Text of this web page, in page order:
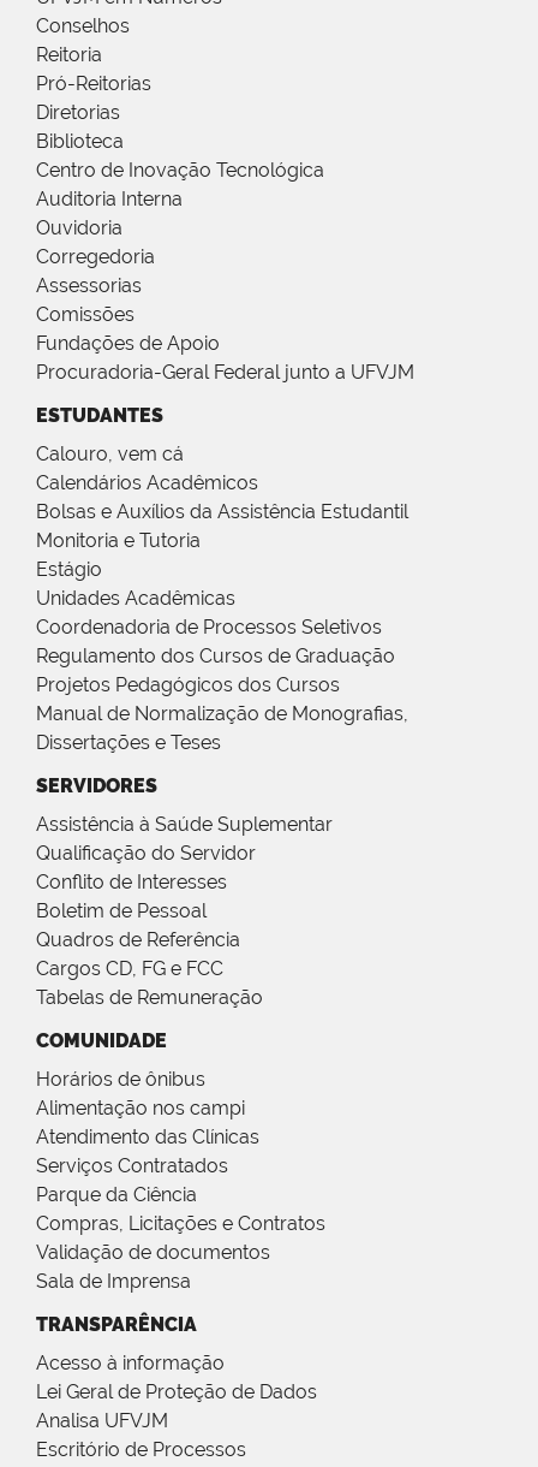
Conselhos
Reitoria
Pró-Reitorias
Diretorias
Biblioteca
Centro de Inovação Tecnológica
Auditoria Interna
Ouvidoria
Corregedoria
Assessorias
Comissões
Fundações de Apoio
Procuradoria-Geral Federal junto a UFVJM
ESTUDANTES
Calouro, vem cá
Calendários Acadêmicos
Bolsas e Auxílios da Assistência Estudantil
Monitoria e Tutoria
Estágio
Unidades Acadêmicas
Coordenadoria de Processos Seletivos
Regulamento dos Cursos de Graduação
Projetos Pedagógicos dos Cursos
Manual de Normalização de Monografias,
Dissertações e Teses
SERVIDORES
Assistência à Saúde Suplementar
Qualificação do Servidor
Conflito de Interesses
Boletim de Pessoal
Quadros de Referência
Cargos CD, FG e FCC
Tabelas de Remuneração
COMUNIDADE
Horários de ônibus
Alimentação nos campi
Atendimento das Clínicas
Serviços Contratados
Parque da Ciência
Compras, Licitações e Contratos
Validação de documentos
Sala de Imprensa
TRANSPARÊNCIA
Acesso à informação
Lei Geral de Proteção de Dados
Analisa UFVJM
Escritório de Processos